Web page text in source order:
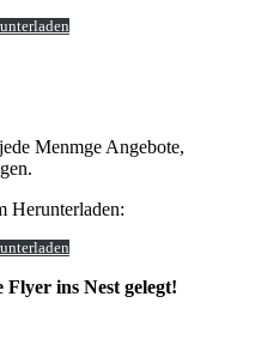
Menmge Angebote,
Herunterladen:
Flyer ins Nest gelegt!